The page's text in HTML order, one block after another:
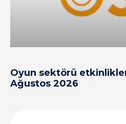
Oyun sektörü
Ağustos 2026